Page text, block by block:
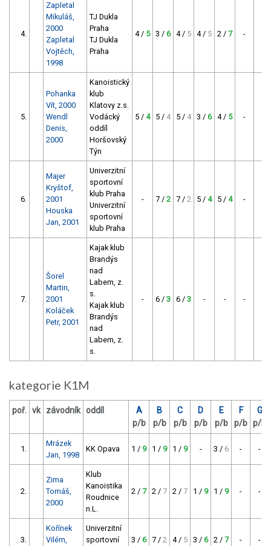
4.
Zapletal
Mikuláš,
2000
Zapletal
Vojtěch,
1998
TJ Dukla
Praha
TJ Dukla
Praha
4 / 5 3 / 6 4 / 5 4 / 5 2 / 7 -
5.
Pohanka
Vít, 2000
Wendl
Denis,
2000
Kanoistický
klub
Klatovy z.s.
Vodácký
oddíl
Horšovský
Týn
5 / 4 5 / 4 5 / 4 3 / 6 4 / 5 -
6.
Majer
Kryštof,
2001
Houska
Jan, 2001
Univerzitní
sportovní
klub Praha
Univerzitní
sportovní
klub Praha
- 7 / 2 7 / 2 5 / 4 5 / 4 -
7.
Šorel
Martin,
2001
Koláček
Petr, 2001
Kajak klub
Brandýs
nad
Labem, z.
s.
Kajak klub
Brandýs
nad
Labem, z.
s.
- 6 / 3 6 / 3 - - -
kategorie K1M
poř. vk závodník oddíl
A
p/b
B
p/b
C
p/b
D
p/b
E
p/b
F
p/b
G
p/b
1.
Mrázek
Jan, 1998
KK Opava 1 / 9 1 / 9 1 / 9 - 3 / 6 - -
2.
Zima
Tomáš,
2000
Klub
Kanoistika
Roudnice
n.L.
2 / 7 2 / 7 2 / 7 1 / 9 1 / 9 - -
3.
Kořínek
Vilém,
Univerzitní
sportovní
3 / 6 7 / 2 4 / 5 3 / 6 2 / 7 - -